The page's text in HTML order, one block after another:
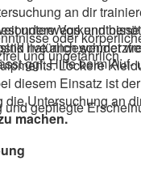
an dir
und ungefährlich. Die Mitarbeit
des tragbaren
unterwegs und
live angewendet
diesem Einsatz ist
die Untersuchung an
machen.
oder
und ungefährlich.
ggf. Hilfe beim
und gepflegte